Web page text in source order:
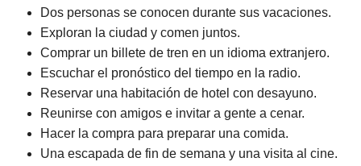
Dos personas se conocen durante sus vacaciones.
Exploran la ciudad y comen juntos.
Comprar un billete de tren en un idioma extranjero.
Escuchar el pronóstico del tiempo en la radio.
Reservar una habitación de hotel con desayuno.
Reunirse con amigos e invitar a gente a cenar.
Hacer la compra para preparar una comida.
Una escapada de fin de semana y una visita al cine.